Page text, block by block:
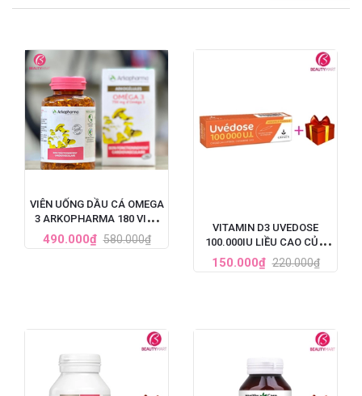
VIÊN UỐNG DẦU CÁ OMEGA
3 ARKOPHARMA 180 VIÊN
PHÁP
490.000₫ 580.000₫
VITAMIN D3 UVEDOSE
100.000IU LIỀU CAO CỦA
PHÁP
150.000₫ 220.000₫